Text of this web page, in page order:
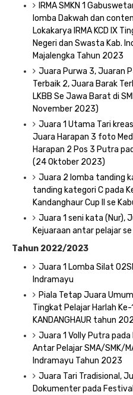
IRMA SMKN 1
lomba Dakwah dan
Lokakarya IRMA KCD IX
Negeri dan Swasta Kab.
Majalengka Tahun 2023
Juara Purwa 3, Juaran
Terbaik 2, Juara Barak
LKBB Se Jawa Barat di
November 2023)
Juara 1 Utama Tari
Juara Harapan 3 foto
Harapan 2 Pos 3 Putra
(24 Oktober 2023)
Juara 2 lomba tanding
tanding kategori C pada
Kandanghaur Cup II se
Juara 1 seni kata (Nur),
Kejuaraan antar pelajar
Tahun 2022/2023
Juara 1 Lomba Silat
Indramayu
Piala Tetap Juara
Tingkat Pelajar Harlah Ke-
KANDANGHAUR tahun
Juara 1 Volly Putra
Antar Pelajar SMA/SMK/
Indramayu Tahun 2023
Juara Tari Tradisional,
Dokumenter pada